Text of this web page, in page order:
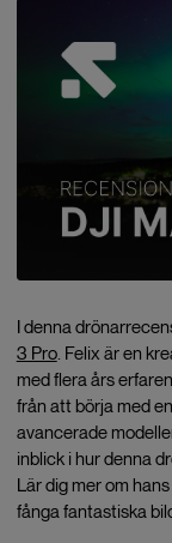
I denna
3 Pro. Felix är en
med flera års
från att börja med
avancerade
inblick i hur denna
Lär dig mer om
fånga fantastiska